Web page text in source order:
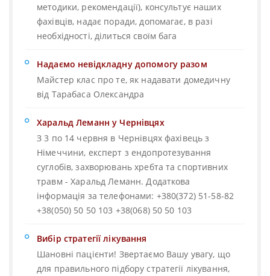
методики, рекомендації), консультує наших
фахівців, надає поради, допомагає, в разі
необхідності, ділиться своїм бага
Надаємо невідкладну допомогу разом
Майстер клас про те, як надавати домедичну
від Тарабаса Олександра
Харальд Леманн у Чернівцях
З 3 по 14 червня в Чернівцях фахівець з
Німеччини, експерт з ендопротезування
суглобів, захворювань хребта та спортивних
травм - Харальд Леманн. Додаткова
інформація за телефонами: +380(372) 51-58-82
+38(050) 50 50 103 +38(068) 50 50 103
Вибір стратегії лікування
Шановні пацієнти! Звертаємо Вашу увагу, що
для правильного підбору стратегії лікування,